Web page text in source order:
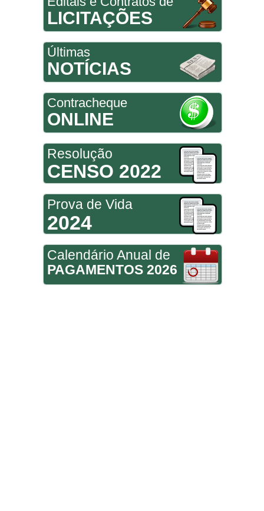
LICITAÇÕES
Últimas
NOTÍCIAS
Contracheque
ONLINE
Resolução
CENSO 2022
Prova de Vida
2024
Calendário Anual de
PAGAMENTOS 2026